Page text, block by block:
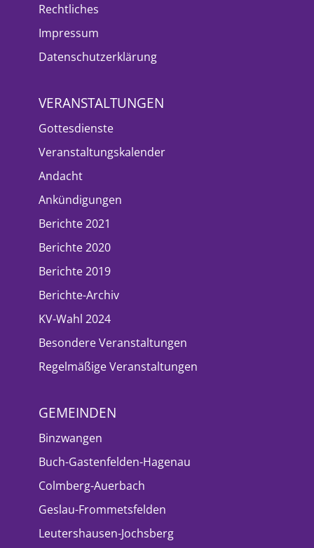
Rechtliches
Impressum
Datenschutzerklärung
VERANSTALTUNGEN
Gottesdienste
Veranstaltungskalender
Andacht
Ankündigungen
Berichte 2021
Berichte 2020
Berichte 2019
Berichte-Archiv
KV-Wahl 2024
Besondere Veranstaltungen
Regelmäßige Veranstaltungen
GEMEINDEN
Binzwangen
Buch-Gastenfelden-Hagenau
Colmberg-Auerbach
Geslau-Frommetsfelden
Leutershausen-Jochsberg